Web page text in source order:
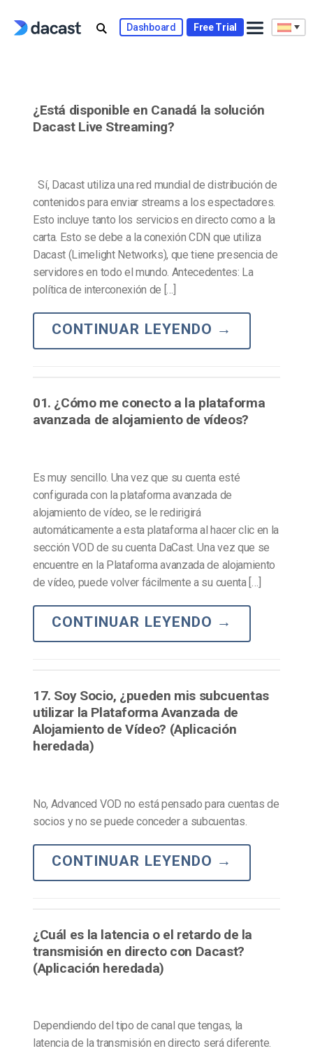
Dashboard Free Trial
¿Está disponible en Canadá la solución
Dacast Live Streaming?
Sí, Dacast utiliza una red mundial de distribución de
contenidos para enviar streams a los espectadores.
Esto incluye tanto los servicios en directo como a la
carta. Esto se debe a la conexión CDN que utiliza
Dacast (Limelight Networks), que tiene presencia de
servidores en todo el mundo. Antecedentes: La
política de interconexión de […]
CONTINUAR LEYENDO →
01. ¿Cómo me conecto a la plataforma
avanzada de alojamiento de vídeos?
Es muy sencillo. Una vez que su cuenta esté
configurada con la plataforma avanzada de
alojamiento de vídeo, se le redirigirá
automáticamente a esta plataforma al hacer clic en la
sección VOD de su cuenta DaCast. Una vez que se
encuentre en la Plataforma avanzada de alojamiento
de vídeo, puede volver fácilmente a su cuenta […]
CONTINUAR LEYENDO →
17. Soy Socio, ¿pueden mis subcuentas
utilizar la Plataforma Avanzada de
Alojamiento de Vídeo? (Aplicación
heredada)
No, Advanced VOD no está pensado para cuentas de
socios y no se puede conceder a subcuentas.
CONTINUAR LEYENDO →
¿Cuál es la latencia o el retardo de la
transmisión en directo con Dacast?
(Aplicación heredada)
Dependiendo del tipo de canal que tengas, la
latencia de la transmisión en directo será diferente.